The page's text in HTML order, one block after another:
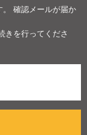
。 確認メールが届か
きを行ってくださ